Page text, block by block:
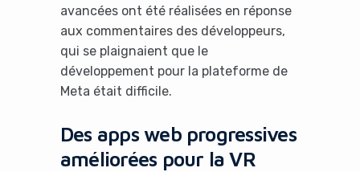
avancées ont été réalisées en réponse
aux commentaires des développeurs,
qui se plaignaient que le
développement pour la plateforme de
Meta était difficile.
Des apps web progressives
améliorées pour la VR